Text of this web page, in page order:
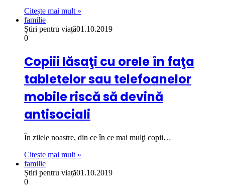
Citește mai mult »
familie
Știri pentru viață01.10.2019
0
Copiii lăsaţi cu orele în faţa
tabletelor sau telefoanelor
mobile riscă să devină
antisociali
În zilele noastre, din ce în ce mai mulţi copii…
Citește mai mult »
familie
Știri pentru viață01.10.2019
0